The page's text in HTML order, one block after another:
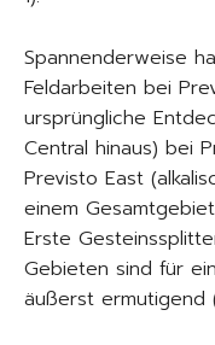
Spannenderweise
Feldarbeiten bei
ursprüngliche
Central hinaus) bei
Previsto East
einem
Erste
Gebieten sind für
äußerst ermutigend